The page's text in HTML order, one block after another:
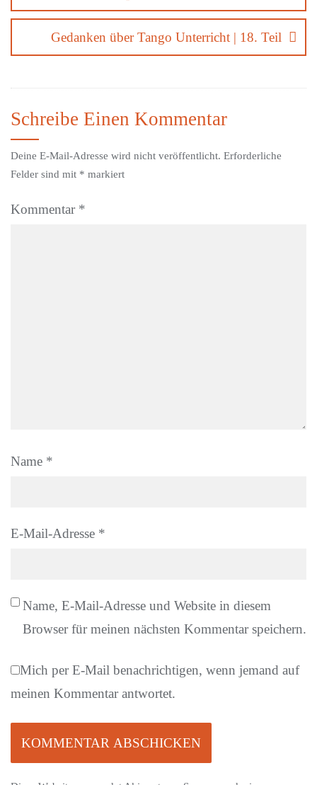
Gedanken über Tango Unterricht | 18. Teil
Schreibe Einen Kommentar
Deine E-Mail-Adresse wird nicht veröffentlicht. Erforderliche
Felder sind mit * markiert
Kommentar *
Name *
E-Mail-Adresse *
Name, E-Mail-Adresse und Website in diesem
Browser für meinen nächsten Kommentar speichern.
Mich per E-Mail benachrichtigen, wenn jemand auf
meinen Kommentar antwortet.